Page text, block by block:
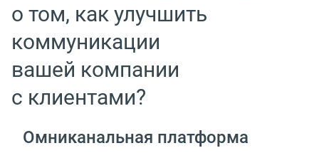
о том, как улучшить
коммуникации
вашей компании
с клиентами?
Омниканальная платформа